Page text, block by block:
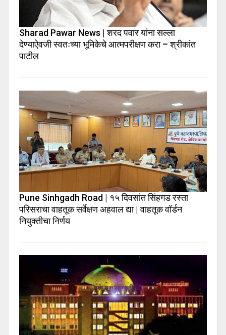
Sharad Pawar News | शरद पवार यांना सल्ला
देण्याऐवजी स्वतःच्या भूमिकेचे आत्मपरीक्षण करा – श्रीकांत
पाटील
Pune Sinhgadh Road | १५ दिवसांत सिंहगड रस्ता
परिसराचा वाहतूक सर्वेक्षण अहवाल द्या | वाहतूक वॉर्डन
नियुक्तीचा निर्णय